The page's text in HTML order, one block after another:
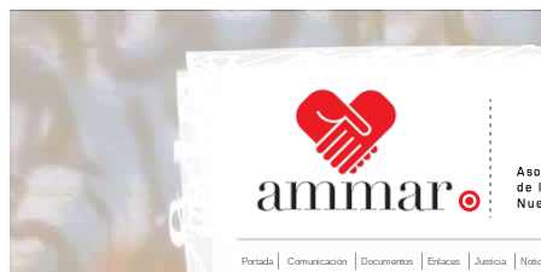
Portada Comunicación Documentos Enlaces Justicia